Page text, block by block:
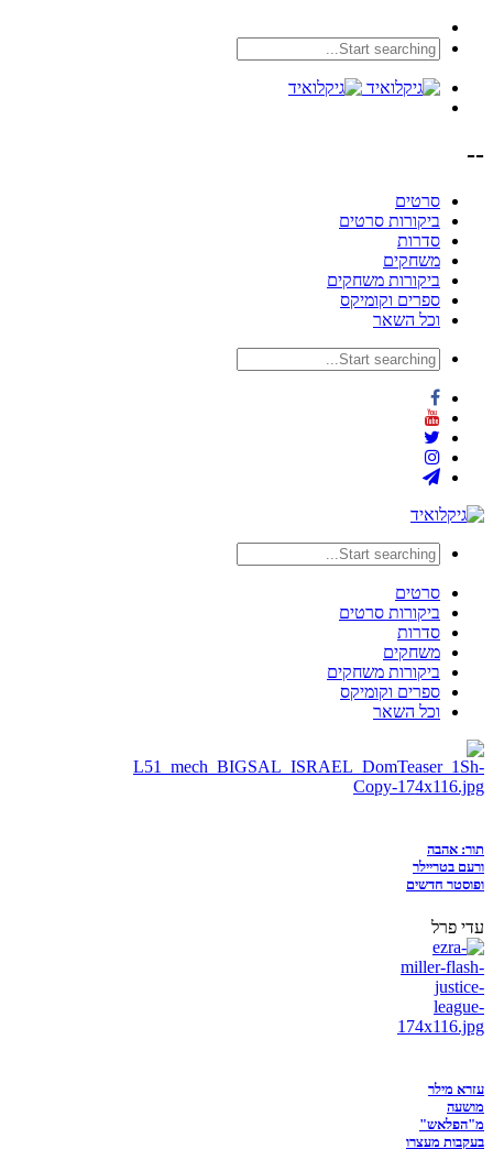
--
סרטים
ביקורות סרטים
סדרות
משחקים
ביקורות משחקים
ספרים וקומיקס
וכל השאר
סרטים
ביקורות סרטים
סדרות
משחקים
ביקורות משחקים
ספרים וקומיקס
וכל השאר
תור: אהבה
ורעם בטריילר
ופוסטר חדשים
עדי פרל
עזרא מילר
מושעה
מ"הפלאש"
בעקבות מעצרו